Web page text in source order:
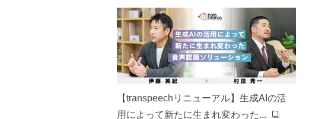
【transpeechリニューアル】生成AIの活
用によって新たに生まれ変わった...